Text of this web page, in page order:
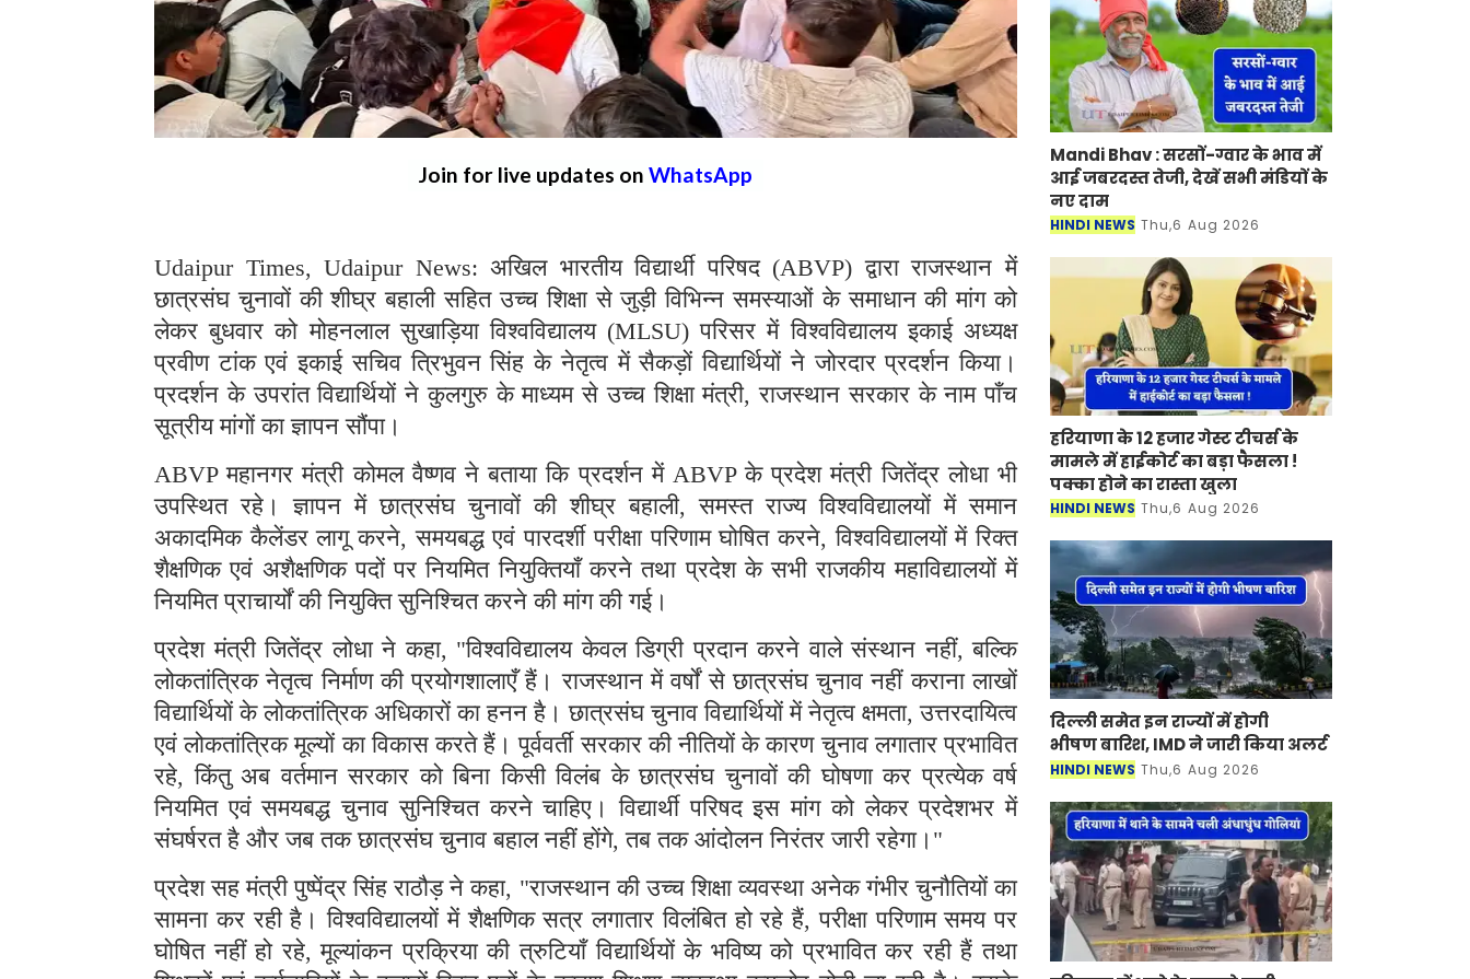
Join for live updates on WhatsApp
Udaipur Times, Udaipur News: अखिल भारतीय विद्यार्थी परिषद (ABVP) द्वारा राजस्थान में
छात्रसंघ चुनावों की शीघ्र बहाली सहित उच्च शिक्षा से जुड़ी विभिन्न समस्याओं के समाधान की मांग को
लेकर बुधवार को मोहनलाल सुखाड़िया विश्वविद्यालय (MLSU) परिसर में विश्वविद्यालय इकाई अध्यक्ष
प्रवीण टांक एवं इकाई सचिव त्रिभुवन सिंह के नेतृत्व में सैकड़ों विद्यार्थियों ने जोरदार प्रदर्शन किया।
प्रदर्शन के उपरांत विद्यार्थियों ने कुलगुरु के माध्यम से उच्च शिक्षा मंत्री, राजस्थान सरकार के नाम पाँच
सूत्रीय मांगों का ज्ञापन सौंपा।
ABVP महानगर मंत्री कोमल वैष्णव ने बताया कि प्रदर्शन में ABVP के प्रदेश मंत्री जितेंद्र लोधा भी
उपस्थित रहे। ज्ञापन में छात्रसंघ चुनावों की शीघ्र बहाली, समस्त राज्य विश्वविद्यालयों में समान
अकादमिक कैलेंडर लागू करने, समयबद्ध एवं पारदर्शी परीक्षा परिणाम घोषित करने, विश्वविद्यालयों में रिक्त
शैक्षणिक एवं अशैक्षणिक पदों पर नियमित नियुक्तियाँ करने तथा प्रदेश के सभी राजकीय महाविद्यालयों में
नियमित प्राचार्यों की नियुक्ति सुनिश्चित करने की मांग की गई।
प्रदेश मंत्री जितेंद्र लोधा ने कहा, "विश्वविद्यालय केवल डिग्री प्रदान करने वाले संस्थान नहीं, बल्कि
लोकतांत्रिक नेतृत्व निर्माण की प्रयोगशालाएँ हैं। राजस्थान में वर्षों से छात्रसंघ चुनाव नहीं कराना लाखों
विद्यार्थियों के लोकतांत्रिक अधिकारों का हनन है। छात्रसंघ चुनाव विद्यार्थियों में नेतृत्व क्षमता, उत्तरदायित्व
एवं लोकतांत्रिक मूल्यों का विकास करते हैं। पूर्ववर्ती सरकार की नीतियों के कारण चुनाव लगातार प्रभावित
रहे, किंतु अब वर्तमान सरकार को बिना किसी विलंब के छात्रसंघ चुनावों की घोषणा कर प्रत्येक वर्ष
नियमित एवं समयबद्ध चुनाव सुनिश्चित करने चाहिए। विद्यार्थी परिषद इस मांग को लेकर प्रदेशभर में
संघर्षरत है और जब तक छात्रसंघ चुनाव बहाल नहीं होंगे, तब तक आंदोलन निरंतर जारी रहेगा।"
प्रदेश सह मंत्री पुष्पेंद्र सिंह राठौड़ ने कहा, "राजस्थान की उच्च शिक्षा व्यवस्था अनेक गंभीर चुनौतियों का
सामना कर रही है। विश्वविद्यालयों में शैक्षणिक सत्र लगातार विलंबित हो रहे हैं, परीक्षा परिणाम समय पर
घोषित नहीं हो रहे, मूल्यांकन प्रक्रिया की त्रुटियाँ विद्यार्थियों के भविष्य को प्रभावित कर रही हैं तथा
Mandi Bhav : सरसों-ग्वार के भाव में
आई जबरदस्त तेजी, देखें सभी मंडियों के
नए दाम
HINDI NEWS Thu,6 Aug 2026
हरियाणा के 12 हजार गेस्ट टीचर्स के
मामले में हाईकोर्ट का बड़ा फैसला !
पक्का होने का रास्ता खुला
HINDI NEWS Thu,6 Aug 2026
दिल्ली समेत इन राज्यों में होगी
भीषण बारिश, IMD ने जारी किया अलर्ट
HINDI NEWS Thu,6 Aug 2026